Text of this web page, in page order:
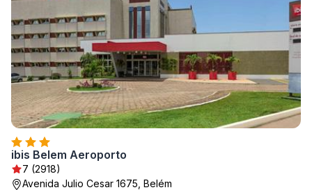
ibis Belem Aeroporto
7 (2918)
Avenida Julio Cesar 1675, Belém